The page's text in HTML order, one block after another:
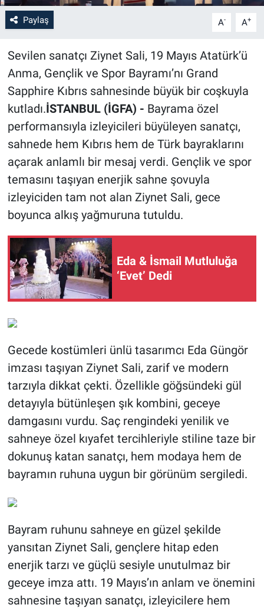
Paylaş A- A+
Sevilen sanatçı Ziynet Sali, 19 Mayıs Atatürk’ü
Anma, Gençlik ve Spor Bayramı’nı Grand
Sapphire Kıbrıs sahnesinde büyük bir coşkuyla
kutladı.İSTANBUL (İGFA) - Bayrama özel
performansıyla izleyicileri büyüleyen sanatçı,
sahnede hem Kıbrıs hem de Türk bayraklarını
açarak anlamlı bir mesaj verdi. Gençlik ve spor
temasını taşıyan enerjik sahne şovuyla
izleyiciden tam not alan Ziynet Sali, gece
boyunca alkış yağmuruna tutuldu.
Eda & İsmail Mutluluğa
‘Evet’ Dedi
Gecede kostümleri ünlü tasarımcı Eda Güngör
imzası taşıyan Ziynet Sali, zarif ve modern
tarzıyla dikkat çekti. Özellikle göğsündeki gül
detayıyla bütünleşen şık kombini, geceye
damgasını vurdu. Saç rengindeki yenilik ve
sahneye özel kıyafet tercihleriyle stiline taze bir
dokunuş katan sanatçı, hem modaya hem de
bayramın ruhuna uygun bir görünüm sergiledi.
Bayram ruhunu sahneye en güzel şekilde
yansıtan Ziynet Sali, gençlere hitap eden
enerjik tarzı ve güçlü sesiyle unutulmaz bir
geceye imza attı. 19 Mayıs’ın anlam ve önemini
sahnesine taşıyan sanatçı, izleyicilere hem